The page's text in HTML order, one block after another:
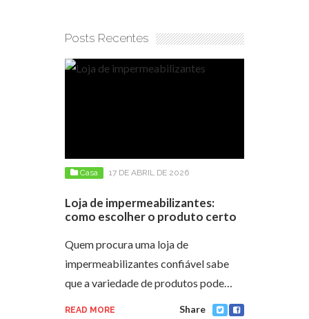
Posts Recentes
Casa 17 DE ABRIL DE 2026
Loja de impermeabilizantes:
como escolher o produto certo
Quem procura uma loja de
impermeabilizantes confiável sabe
que a variedade de produtos pode…
READ MORE Share